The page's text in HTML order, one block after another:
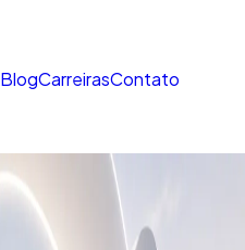
BlogCarreirasContato